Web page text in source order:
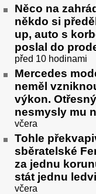
Něco na
někdo si
up, auto s
poslal do
před 10 hodinami
Mercedes
neměl
výkon.
nesmysly mu
včera
Tohle
sběratelské
za jednu
stát jednu
včera